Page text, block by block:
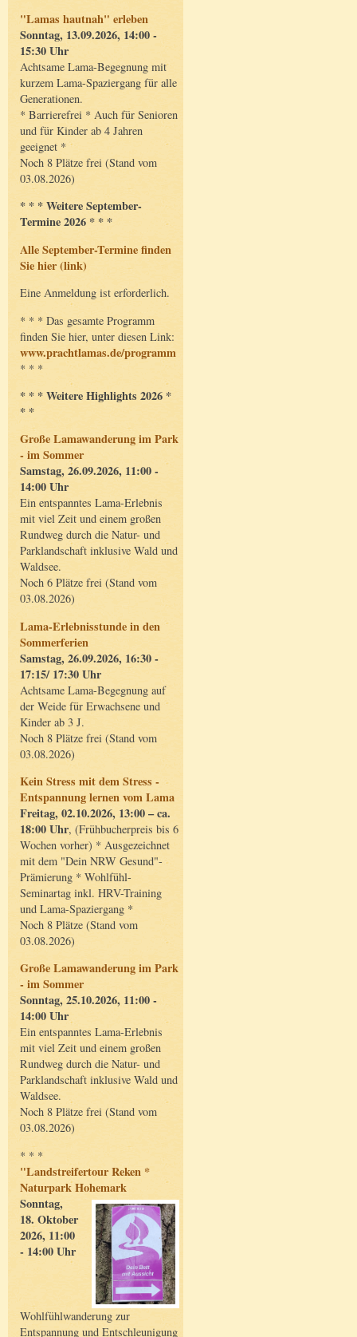
"Lamas hautnah" erleben
Sonntag, 13.09.2026, 14:00 -
15:30 Uhr
Achtsame Lama-Begegnung mit
kurzem Lama-Spaziergang für alle
Generationen.
* Barrierefrei * Auch für Senioren
und für Kinder ab 4 Jahren
geeignet *
Noch 8 Plätze frei (Stand vom
03.08.2026)
* * * Weitere September-
Termine 2026 * * *
Alle September-Termine finden
Sie hier (link)
Eine Anmeldung ist erforderlich.
* * * Das gesamte Programm
finden Sie hier, unter diesen Link:
www.prachtlamas.de/programm
* * *
* * * Weitere Highlights 2026 *
* *
Große Lamawanderung im Park
- im Sommer
Samstag, 26.09.2026, 11:00 -
14:00 Uhr
Ein entspanntes Lama-Erlebnis
mit viel Zeit und einem großen
Rundweg durch die Natur- und
Parklandschaft inklusive Wald und
Waldsee.
Noch 6 Plätze frei (Stand vom
03.08.2026)
Lama-Erlebnisstunde in den
Sommerferien
Samstag, 26.09.2026, 16:30 -
17:15/ 17:30 Uhr
Achtsame Lama-Begegnung auf
der Weide für Erwachsene und
Kinder ab 3 J.
Noch 8 Plätze frei (Stand vom
03.08.2026)
Kein Stress mit dem Stress -
Entspannung lernen vom Lama
Freitag, 02.10.2026, 13:00 – ca.
18:00 Uhr, (Frühbucherpreis bis 6
Wochen vorher) * Ausgezeichnet
mit dem "Dein NRW Gesund"-
Prämierung * Wohlfühl-
Seminartag inkl. HRV-Training
und Lama-Spaziergang *
Noch 8 Plätze (Stand vom
03.08.2026)
Große Lamawanderung im Park
- im Sommer
Sonntag, 25.10.2026, 11:00 -
14:00 Uhr
Ein entspanntes Lama-Erlebnis
mit viel Zeit und einem großen
Rundweg durch die Natur- und
Parklandschaft inklusive Wald und
Waldsee.
Noch 8 Plätze frei (Stand vom
03.08.2026)
* * *
"Landstreifertour Reken *
Naturpark Hohemark
Sonntag,
18. Oktober
2026, 11:00
- 14:00 Uhr
Wohlfühlwanderung zur
Entspannung und Entschleunigung